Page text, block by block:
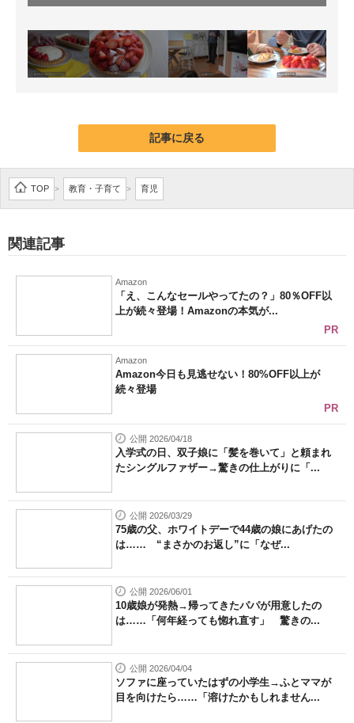
記事に戻る
TOP > 教育・子育て > 育児
関連記事
Amazon
「え、こんなセールやってたの？」80％OFF以
上が続々登場！Amazonの本気が...
PR
Amazon
Amazon今日も見逃せない！80%OFF以上が
続々登場
PR
公開 2026/04/18
入学式の日、双子娘に「髪を巻いて」と頼まれ
たシングルファザー→驚きの仕上がりに「...
公開 2026/03/29
75歳の父、ホワイトデーで44歳の娘にあげたの
は…… “まさかのお返し”に「なぜ...
公開 2026/06/01
10歳娘が発熱→帰ってきたパパが用意したの
は……「何年経っても惚れ直す」 驚きの...
公開 2026/04/04
ソファに座っていたはずの小学生→ふとママが
目を向けたら……「溶けたかもしれません...